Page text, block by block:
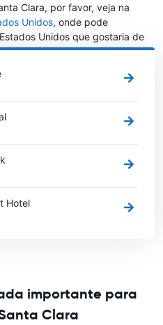
Clara, por favor, veja na
Unidos, onde pode
Unidos que gostaria de
Hotel
importante para
Clara